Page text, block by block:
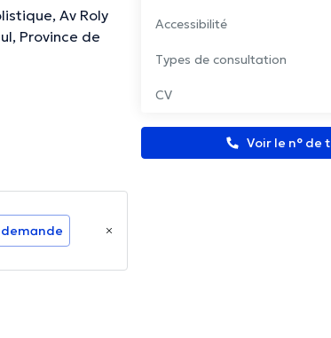
Accessibilité
Types de consultation
CV
Voir le n° de
Av Roly
Province de
demande